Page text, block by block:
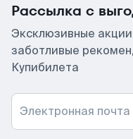
Рассылка с
Эксклюзивные
заботливые
Купибилета
Электронная почта